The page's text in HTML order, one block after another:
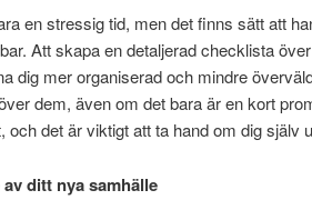
en stressig tid, men det finns sätt att
Att skapa en detaljerad checklista
dig mer organiserad och mindre
dem, även om det bara är en kort
och det är viktigt att ta hand om dig själv
ditt nya samhälle